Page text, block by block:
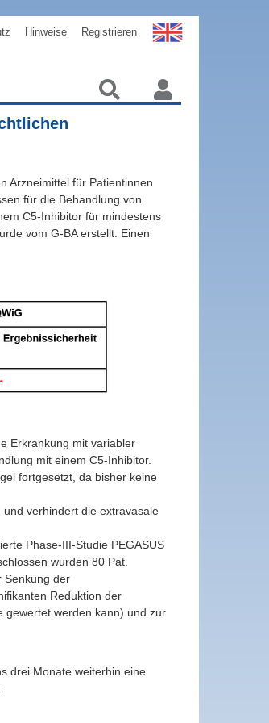
Hinweise Registrieren
Arzneimittel für Patientinnen
für die Behandlung von
C5-Inhibitor für mindestens
vom G-BA erstellt. Einen
Erkrankung mit variabler
mit einem C5-Inhibitor.
fortgesetzt, da bisher keine
verhindert die extravasale
Phase-III-Studie PEGASUS
wurden 80 Pat.
Senkung der
Reduktion der
gewertet werden kann) und zur
drei Monate weiterhin eine